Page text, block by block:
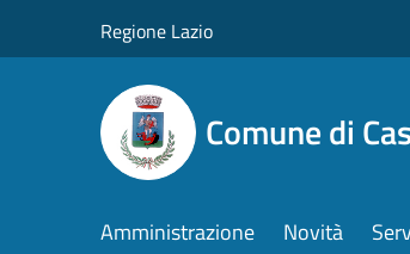
Regione Lazio
Comune di
Amministrazione Novità